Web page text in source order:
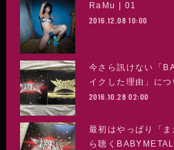
RaMu | 01
2016.12.08 10:00
今さら訊けない「
イクした理由」につ
2016.10.28 02:00
最初はやっぱり「
ら聴くBABYMETAL